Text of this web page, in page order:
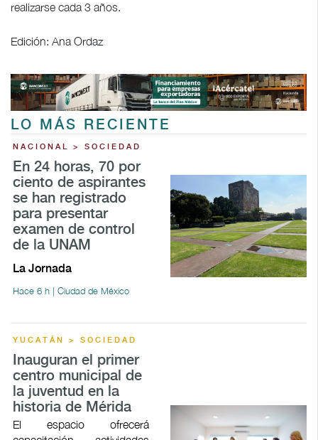
realizarse cada 3 años.
Edición: Ana Ordaz
LO MÁS RECIENTE
NACIONAL > SOCIEDAD
En 24 horas, 70 por
ciento de aspirantes
se han registrado
para presentar
examen de control
de la UNAM
La Jornada
Hace 6 h | Ciudad de México
YUCATÁN > SOCIEDAD
Inauguran el primer
centro municipal de
la juventud en la
historia de Mérida
El espacio ofrecerá